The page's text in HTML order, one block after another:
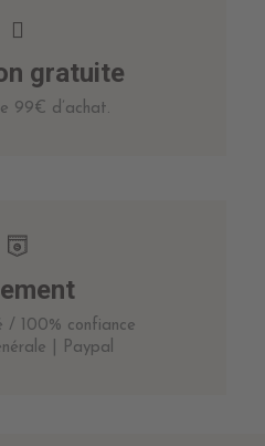
gratuite
99€ d’achat.
/ 100% confiance
| Paypal